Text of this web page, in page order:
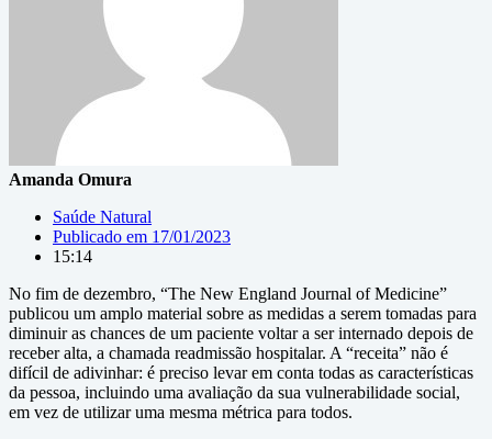
Amanda Omura
Saúde Natural
Publicado em 17/01/2023
15:14
No fim de dezembro, “The New England Journal of Medicine”
publicou um amplo material sobre as medidas a serem tomadas para
diminuir as chances de um paciente voltar a ser internado depois de
receber alta, a chamada readmissão hospitalar. A “receita” não é
difícil de adivinhar: é preciso levar em conta todas as características
da pessoa, incluindo uma avaliação da sua vulnerabilidade social,
em vez de utilizar uma mesma métrica para todos.